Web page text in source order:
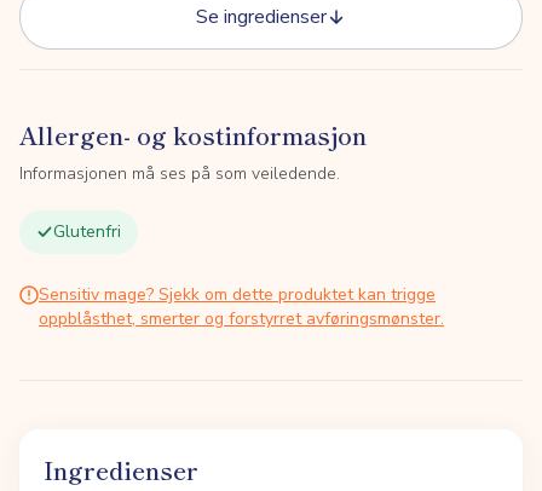
Se ingredienser
Allergen- og kostinformasjon
Informasjonen må ses på som veiledende.
Glutenfri
Sensitiv mage? Sjekk om dette produktet kan trigge
oppblåsthet, smerter og forstyrret avføringsmønster.
Ingredienser